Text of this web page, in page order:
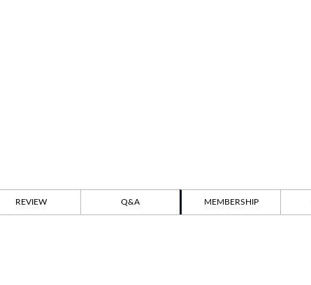
REVIEW Q&A MEMBERSHIP